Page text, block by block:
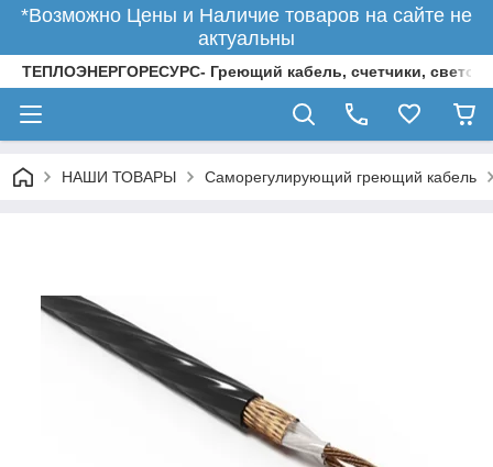
*Возможно Цены и Наличие товаров на сайте не
актуальны
ТЕПЛОЭНЕРГОРЕСУРС- Греющий кабель, счетчики,
НАШИ ТОВАРЫ Саморегулирующий греющий кабель